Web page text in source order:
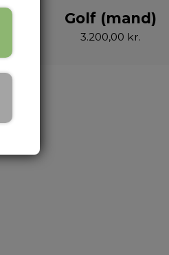
Golf (mand)
3.200,00 kr.